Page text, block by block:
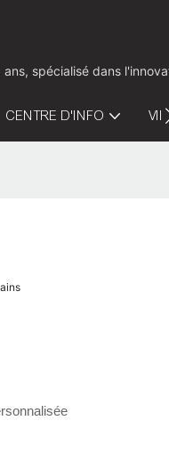
spécialisé dans
CENTRE D'INFO